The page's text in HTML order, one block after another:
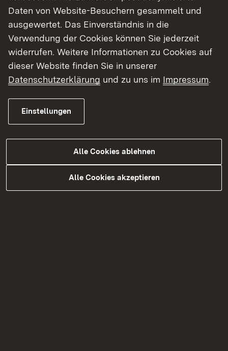
Daten von Website-Besuchern gesammelt und
ausgewertet. Das Einverständnis in die
Verwendung der Cookies können Sie jederzeit
widerrufen. Weitere Informationen zu Cookies auf
dieser Website finden Sie in unserer
Datenschutzerklärung und zu uns im Impressum.
Einstellungen
Alle Cookies ablehnen
Alle Cookies akzeptieren